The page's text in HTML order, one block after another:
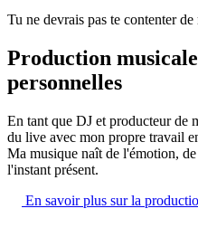
Tu ne devrais pas te contenter de
Production
personnelles
En tant que DJ et producteur de
du live avec mon propre travail
Ma musique naît de l'émotion,
l'instant présent.
En savoir plus sur la